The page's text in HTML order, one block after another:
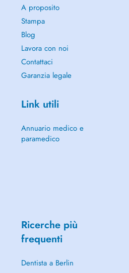
A proposito
Stampa
Blog
Lavora con noi
Contattaci
Garanzia legale
Link utili
Annuario medico e
paramedico
Ricerche più
frequenti
Dentista a Berlin